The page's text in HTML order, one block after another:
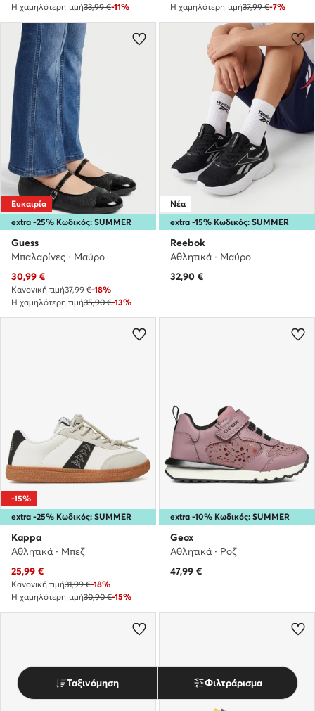
Η χαμηλότερη τιμή33,99 €-11%
Η χαμηλότερη τιμή37,99 €-7%
extra -25% Κωδικός: SUMMER
Ευκαιρία
Guess
Μπαλαρίνες · Μαύρο
Τρέχουσα τιμή
30,99 €
Κανονική τιμή37,99 €-18%
Η χαμηλότερη τιμή35,90 €-13%
extra -15% Κωδικός: SUMMER
Νέα
Reebok
Αθλητικά · Μαύρο
32,90 €
extra -25% Κωδικός: SUMMER
-15%
Kappa
Αθλητικά · Μπεζ
Τρέχουσα τιμή
25,99 €
Κανονική τιμή31,99 €-18%
Η χαμηλότερη τιμή30,90 €-15%
extra -10% Κωδικός: SUMMER
Geox
Αθλητικά · Ροζ
47,99 €
Ταξινόμηση Φιλτράρισμα